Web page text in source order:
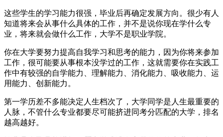
这些学生的学习能力很强，毕业后再确定发展方向。很少有人
知道将来会从事什么具体的工作，并不是说你现在学什么专
业，将来就会做什么工作，大学不是职业学院。
你在大学要努力提高自我学习和思考的能力，因为你将来参加
工作，很可能要从事根本没学过的工作，这就需要你在实践工
作中有较强的自学能力、理解能力、消化能力、吸收能力、运
用能力、创新能力。
第一学历差不多能决定人生档次了，大学同学是人生最重要的
人脉，不管什么专业都要尽可能挤进同考分匹配的大学，排名
越高越好。